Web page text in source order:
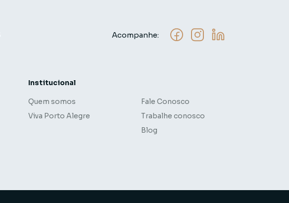
Acompanhe:
Institucional
Quem somos
Viva Porto Alegre
Fale Conosco
Trabalhe conosco
Blog